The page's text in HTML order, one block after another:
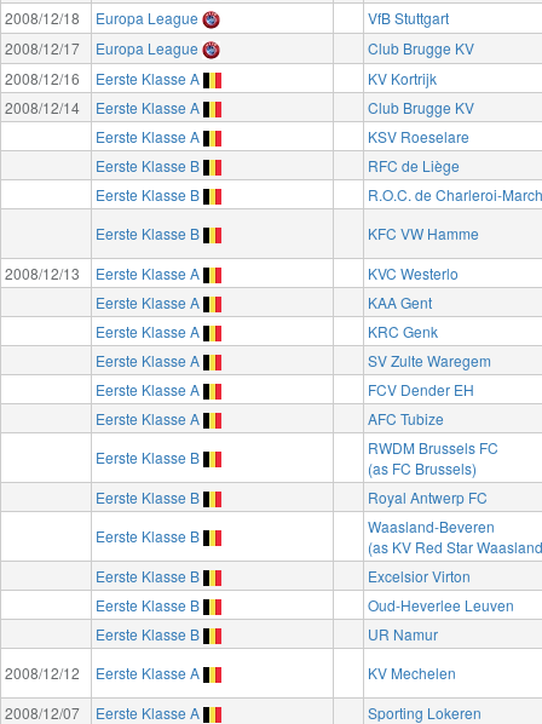
2008/12/18
Europa League
VfB Stuttgart
2008/12/17
Europa League
Club Brugge KV
2008/12/16
Eerste Klasse A
KV Kortrijk
2008/12/14
Eerste Klasse A
Club Brugge KV
Eerste Klasse A
KSV Roeselare
Eerste Klasse B
RFC de Liège
Eerste Klasse B
R.O.C. de Charleroi-
Eerste Klasse B
KFC VW Hamme
2008/12/13
Eerste Klasse A
KVC Westerlo
Eerste Klasse A
KAA Gent
Eerste Klasse A
KRC Genk
Eerste Klasse A
SV Zulte Waregem
Eerste Klasse A
FCV Dender EH
Eerste Klasse A
AFC Tubize
Eerste Klasse B
RWDM Brussels FC
(as FC Brussels)
Eerste Klasse B
Royal Antwerp FC
Eerste Klasse B
Waasland-Beveren
(as KV Red Star
Eerste Klasse B
Excelsior Virton
Eerste Klasse B
Oud-Heverlee Leuven
Eerste Klasse B
UR Namur
2008/12/12
Eerste Klasse A
KV Mechelen
2008/12/07
Eerste Klasse A
Sporting Lokeren